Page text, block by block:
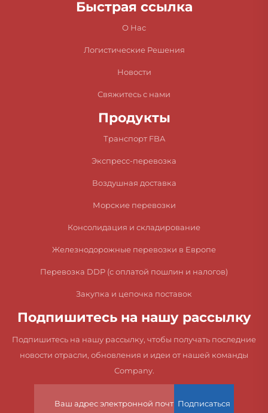
Быстрая ссылка
О Нас
Логистические Решения
Новости
Свяжитесь с нами
Продукты
Транспорт FBA
Экспресс-перевозка
Воздушная доставка
Морские перевозки
Консолидация и складирование
Железнодорожные перевозки в Европе
Перевозка DDP (с оплатой пошлин и налогов)
Закупка и цепочка поставок
Подпишитесь на нашу рассылку
Подпишитесь на нашу рассылку, чтобы получать последние
новости отрасли, обновления и идеи от нашей команды
Company.
Подписаться